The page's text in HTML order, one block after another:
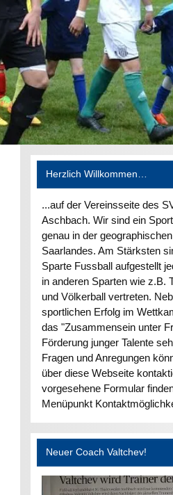
Herzlich Willkommen…
...auf der Vereinsseite des
Aschbach. Wir sind ein
genau in der
Saarlandes. Am Stärksten
Sparte Fussball aufgestellt
in anderen Sparten wie z.B.
und Völkerball vertreten.
sportlichen Erfolg im
das "Zusammensein unter
Förderung junger Talente
Fragen und Anregungen
über diese Webseite
vorgesehene Formular
Menüpunkt
Neuer Coach Valtchev!